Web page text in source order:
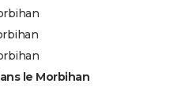
le Morbihan